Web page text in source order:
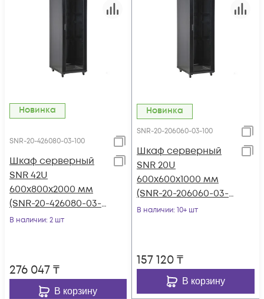
Новинка
SNR-20-426080-03-100
Шкаф серверный
SNR 42U
600x800x2000 мм
(SNR-20-426080-03-
100)
В наличии: 2 шт
276 047₸
В корзину
Новинка
SNR-20-206060-03-100
Шкаф серверный
SNR 20U
600x600x1000 мм
(SNR-20-206060-03-
100)
В наличии: 10+ шт
157 120₸
В корзину